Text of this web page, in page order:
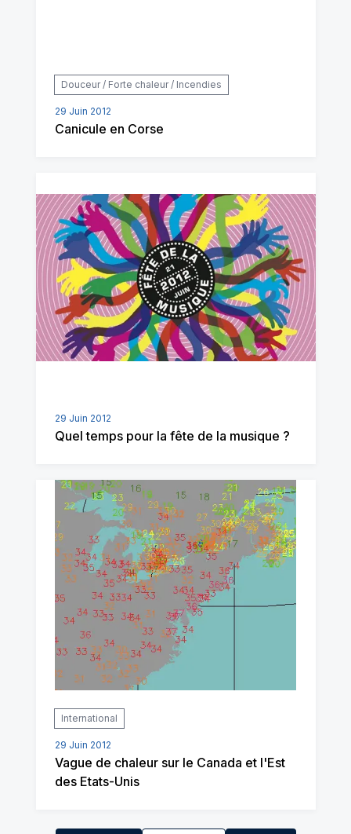
Douceur / Forte chaleur / Incendies
29 Juin 2012
Canicule en Corse
29 Juin 2012
Quel temps pour la fête de la musique ?
International
29 Juin 2012
Vague de chaleur sur le Canada et l'Est
des Etats-Unis